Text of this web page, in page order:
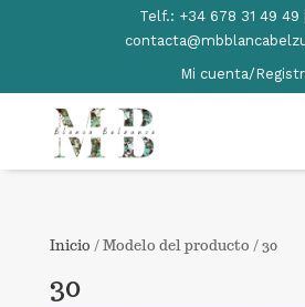
Telf.: +34 678 31 49 49
Mi cuenta/
Inicio / Modelo del producto / 30
30